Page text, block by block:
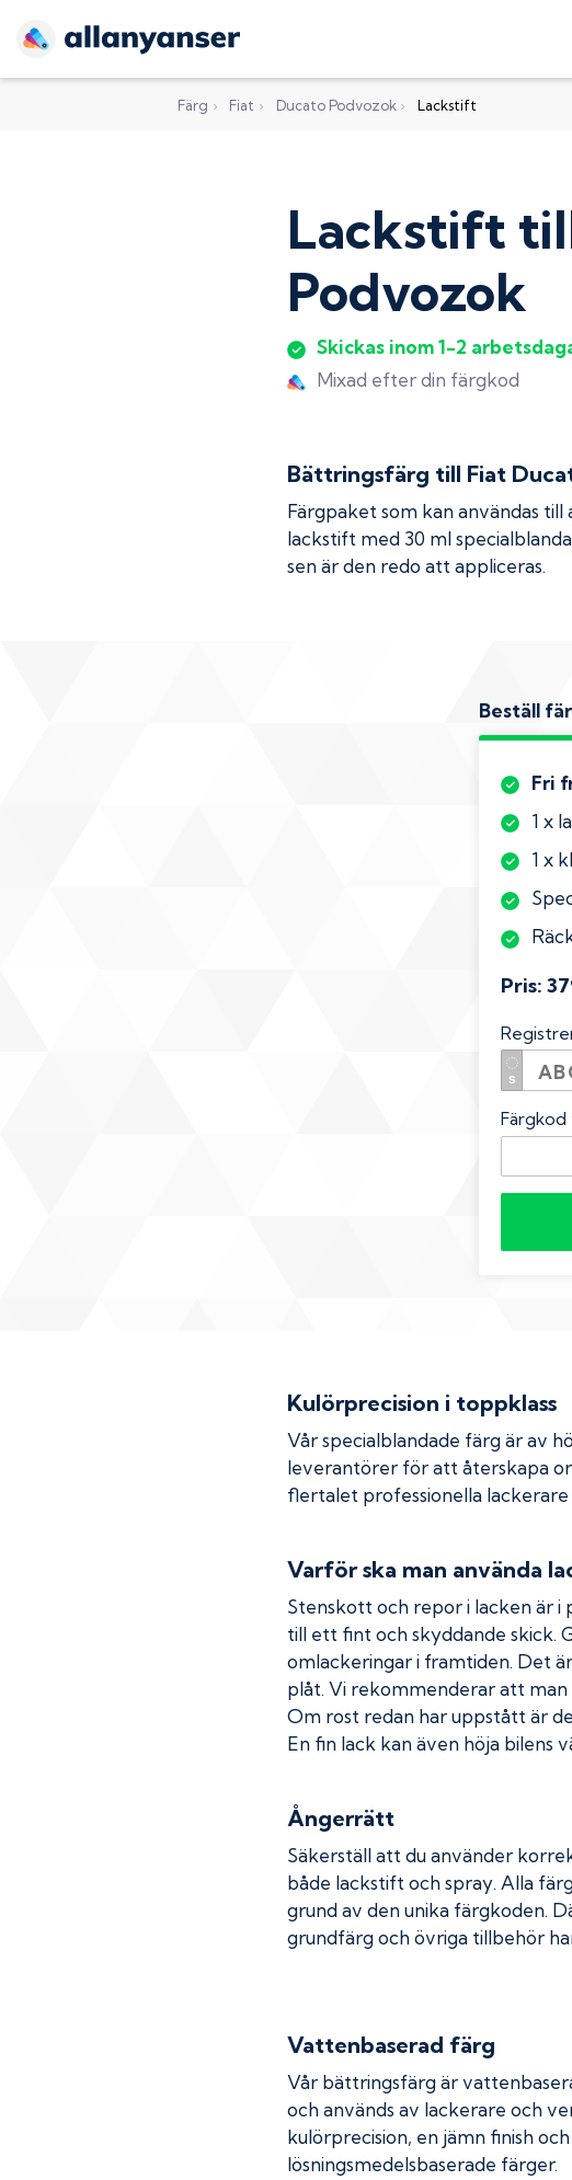
Färg › Fiat › Ducato Podvozok › Lackstift
Lackstift
Podvozok
Skickas inom 1-2
Mixad efter din färgkod
Bättringsfärg till Fiat
Färgpaket som kan användas
lackstift med 30 ml
sen är den redo att appliceras.
Beställ
Fri
1 x
1 x
Pris:
Färgkod
Kulörprecision i toppklass
Vår specialblandade färg är av
leverantörer för att återskapa
flertalet professionella
Varför ska man använda
Stenskott och repor i lacken är i
till ett fint och skyddande skick.
omlackeringar i framtiden. Det
plåt. Vi rekommenderar att
Om rost redan har uppstått är
En fin lack kan även höja bilens
Ångerrätt
Säkerställ att du använder
både lackstift och spray. Alla
grund av den unika färgkoden.
grundfärg och övriga tillbehör
Vattenbaserad färg
Vår bättringsfärg är
och används av lackerare och
kulörprecision, en jämn finish
lösningsmedelsbaserade färger.